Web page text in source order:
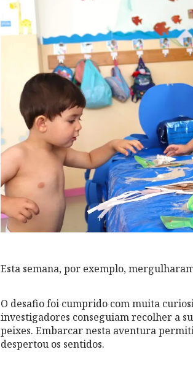
Esta semana, por exemplo,
O desafio foi cumprido com muita
investigadores conseguiam recolher a
peixes. Embarcar nesta aventura
despertou os sentidos.